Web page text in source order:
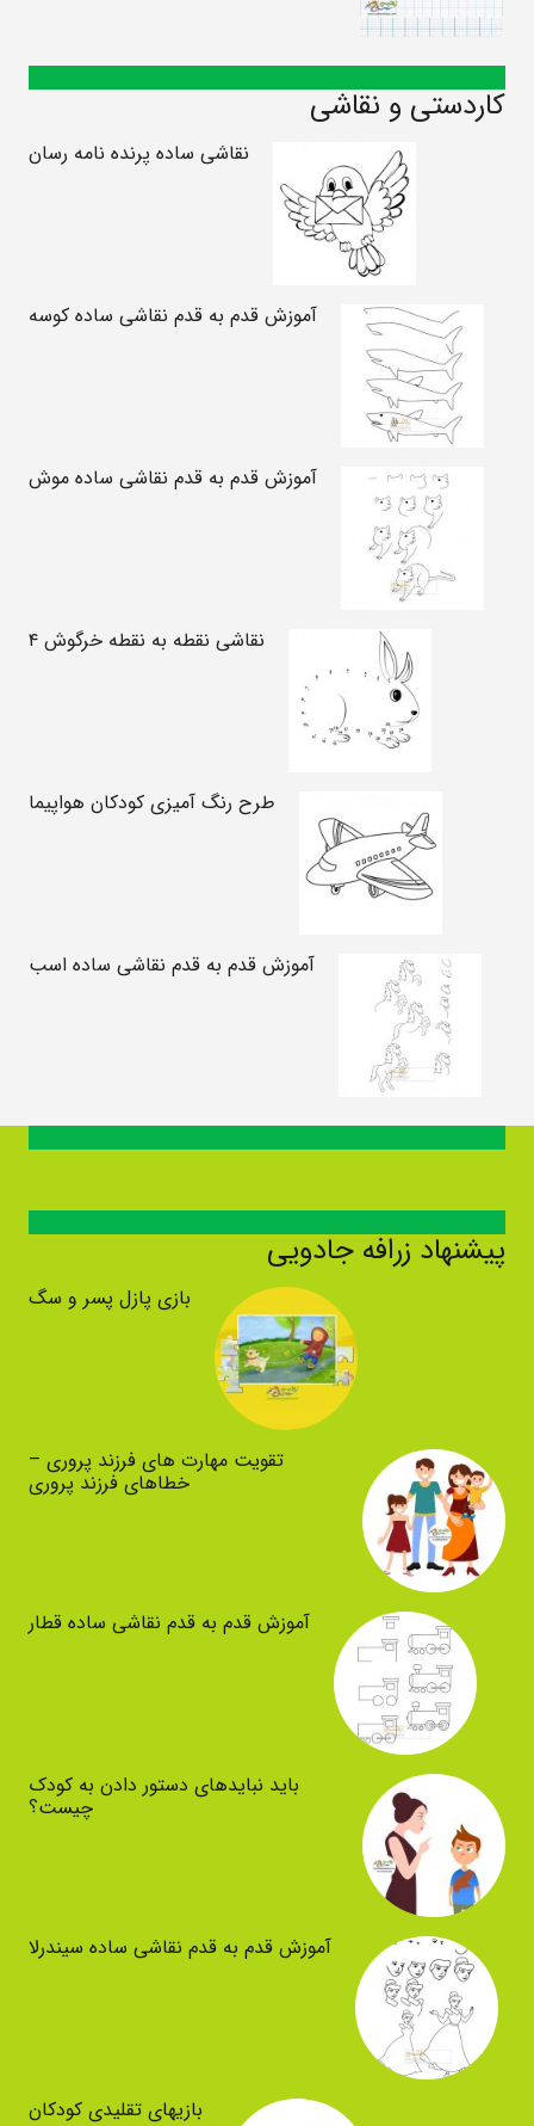
کاردستی و نقاشی
نقاشی ساده پرنده نامه رسان
آموزش قدم به قدم نقاشی ساده کوسه
آموزش قدم به قدم نقاشی ساده موش
نقاشی نقطه به نقطه خرگوش ۴
طرح رنگ آمیزی کودکان هواپیما
آموزش قدم به قدم نقاشی ساده اسب
پیشنهاد زرافه جادویی
بازی پازل پسر و سگ
تقویت مهارت های فرزند پروری –
خطاهای فرزند پروری
آموزش قدم به قدم نقاشی ساده قطار
باید نبایدهای دستور دادن به کودک
چیست؟
آموزش قدم به قدم نقاشی ساده سیندرلا
بازیهای تقلیدی کودکان